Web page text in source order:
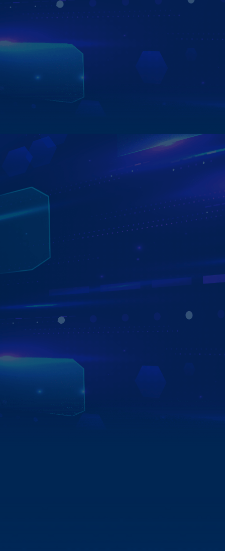
Hướng tới sự tiện lợi, thú vị trên mọi hành trình, các sản
công nghệ tiên tiến, trí tuệ nhân tạo để đem đến trải
nghiệm tuyệt vời, có công năng vượt trội và phù hợp với
nghiệm không khác gì ngồi trên xế sang đắt tiền.
TƯ VẤN - LẮP ĐẶT - BẢO HÀNH MIỄN PHÍ
ÁP DỤNG TẠI HƠN 750 ĐẠI LÝ TRÊN TOÀN QUỐC
Với đội ngũ tư vấn viên, kỹ thuật viên giàu kinh nghiệm
cùng dịch vụ hậu đãi bảo hành lên đến 5 năm tại hơn 750
đại lý trên toàn quốc, Zestech tự tin là đơn vị uy tín để
bạn gửi gắm niềm tin.